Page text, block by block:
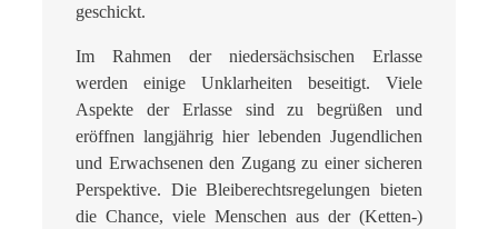
geschickt.
Im Rahmen der niedersächsischen Erlasse
werden einige Unklarheiten beseitigt. Viele
Aspekte der Erlasse sind zu begrüßen und
eröffnen langjährig hier lebenden Jugendlichen
und Erwachsenen den Zugang zu einer sicheren
Perspektive. Die Bleiberechtsregelungen bieten
die Chance, viele Menschen aus der (Ketten-)